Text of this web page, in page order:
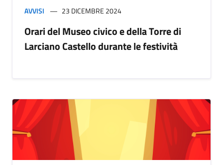
AVVISI 23 DICEMBRE 2024
Orari del Museo civico e della Torre di
Larciano Castello durante le festività